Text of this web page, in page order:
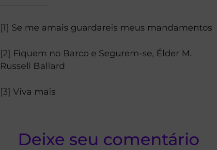
[1] Se me amais guardareis meus mandamentos
[2] Fiquem no Barco e Segurem-se, Élder M.
Russell Ballard
[3] Viva mais
Deixe seu comentário